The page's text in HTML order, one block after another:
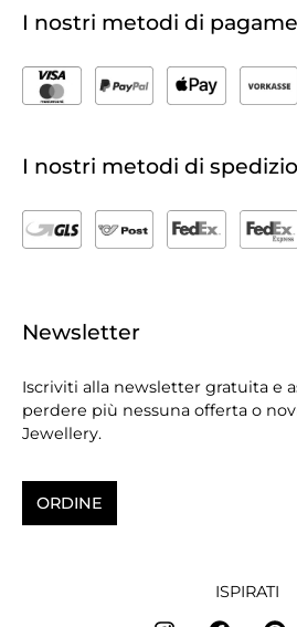
I nostri metodi di
I nostri metodi di
Newsletter
Iscriviti alla newsletter gratuita e
perdere più nessuna offerta o
Jewellery.
ORDINE
ISPIRATI